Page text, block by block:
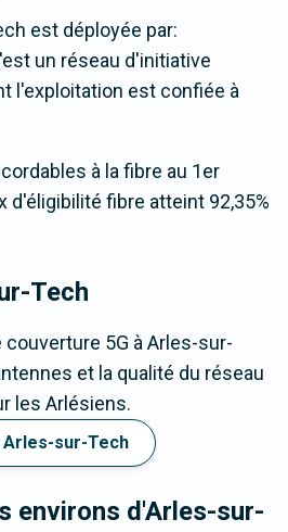
est déployée par:
un réseau d'initiative
l'exploitation est confiée à
à la fibre au 1er
d'éligibilité fibre atteint 92,35%
Tech
5G à Arles-sur-
et la qualité du réseau
les Arlésiens.
Arles-sur-Tech
environs d'Arles-sur-